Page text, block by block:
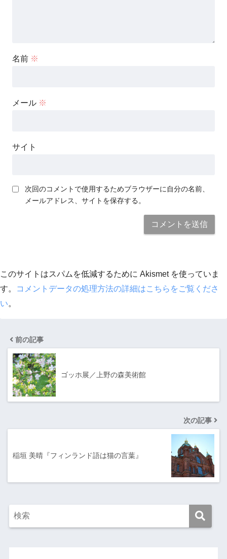
名前 ※
メール ※
サイト
次回のコメントで使用するためブラウザーに自分の名前、
メールアドレス、サイトを保存する。
このサイトはスパムを低減するために Akismet を使っていま
す。
コメントデータの処理方法の詳細はこちらをご覧くださ
い。
前の記事
ゴッホ展／上野の森美術館
次の記事
稲垣 美晴『フィンランド語は猫の言葉』